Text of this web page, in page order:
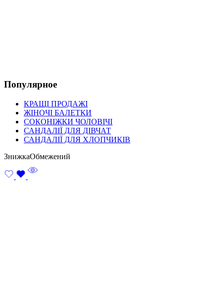
Популярное
КРАЩІ ПРОДАЖІ
ЖІНОЧІ БАЛЕТКИ
СОКОНІЖКИ ЧОЛОВІЧІ
САНДАЛІЇ ДЛЯ ДІВЧАТ
САНДАЛІЇ ДЛЯ ХЛОПЧИКІВ
ЗнижкаОбмежений